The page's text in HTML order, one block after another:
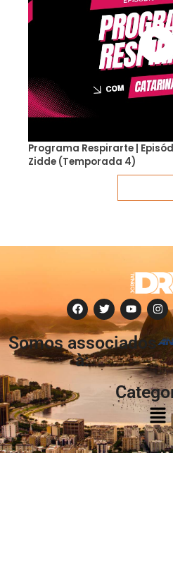
Programa Respirarte |
Zidde (Temporada 4)
Somos associados
à: